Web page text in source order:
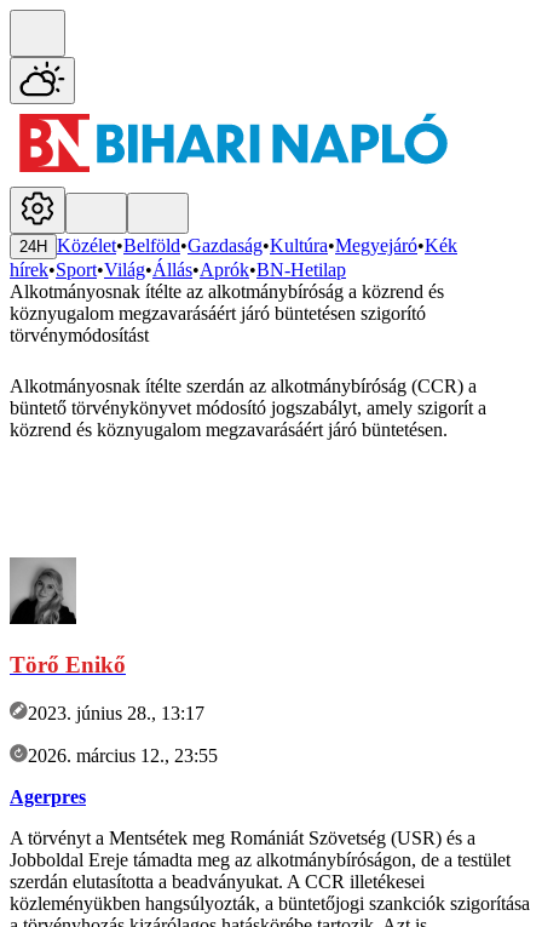
24H Közélet•Belföld•Gazdaság•Kultúra•Megyejáró•Kék
hírek•Sport•Világ•Állás•Aprók•BN-Hetilap
Alkotmányosnak ítélte az alkotmánybíróság a közrend és
köznyugalom megzavarásáért járó büntetésen szigorító
törvénymódosítást
Alkotmányosnak ítélte szerdán az alkotmánybíróság (CCR) a
büntető törvénykönyvet módosító jogszabályt, amely szigorít a
közrend és köznyugalom megzavarásáért járó büntetésen.
Törő Enikő
2023. június 28., 13:17
2026. március 12., 23:55
Agerpres
A törvényt a Mentsétek meg Romániát Szövetség (USR) és a
Jobboldal Ereje támadta meg az alkotmánybíróságon, de a testület
szerdán elutasította a beadványukat. A CCR illetékesei
közleményükben hangsúlyozták, a büntetőjogi szankciók szigorítása